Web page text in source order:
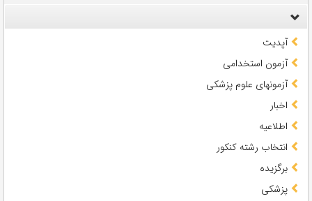
آپدیت
آزمون استخدامی
آزمونهای علوم پزشکی
اخبار
اطلاعیه
انتخاب رشته کنکور
برگزیده
پزشکی